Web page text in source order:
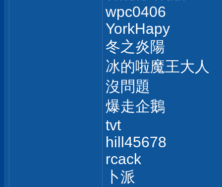
wpc0406
YorkHapy
冬之炎陽
冰的啦魔王大人
沒問題
爆走企鵝
tvt
hill45678
rcack
卜派